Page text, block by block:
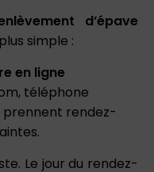
d’épave
simple :
en ligne
téléphone
prennent rendez-
Le jour du rendez-